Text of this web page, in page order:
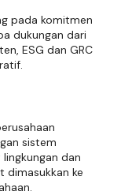
pada komitmen
dukungan dari
ESG dan GRC
sistem
dan
dimasukkan ke